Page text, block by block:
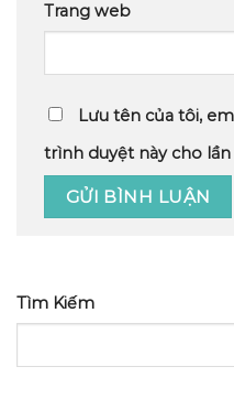
Trang web
Lưu tên của tôi,
trình duyệt này cho
Tìm Kiếm